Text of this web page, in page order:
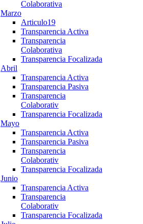
Colaborativa
Marzo
Articulo19
Transparencia Activa
Transparencia
Colaborativa
Transparencia Focalizada
Abril
Transparencia Activa
Transparencia Pasiva
Transparencia
Colaborativ
Transparencia Focalizada
Mayo
Transparencia Activa
Transparencia Pasiva
Transparencia
Colaborativ
Transparencia Focalizada
Junio
Transparencia Activa
Transparencia
Colaborativ
Transparencia Focalizada